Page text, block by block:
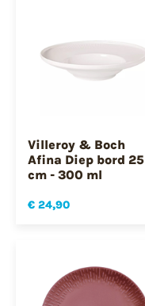
Villeroy & Boch
Afina Diep bord 25
cm - 300 ml
€ 24,90